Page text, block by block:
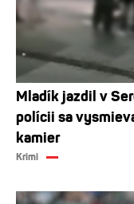
Mladík jazdil v
polícii sa
kamier
Krimi